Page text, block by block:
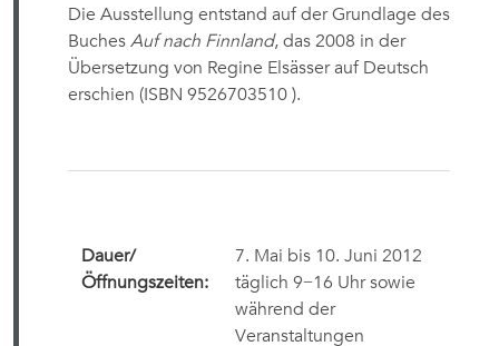
Die Ausstellung entstand auf der Grundlage des
Buches Auf nach Finnland, das 2008 in der
Übersetzung von Regine Elsässer auf Deutsch
erschien (ISBN 9526703510 ).
Dauer/
Öffnungszeiten:
7. Mai bis 10. Juni 2012
täglich 9−16 Uhr sowie
während der
Veranstaltungen